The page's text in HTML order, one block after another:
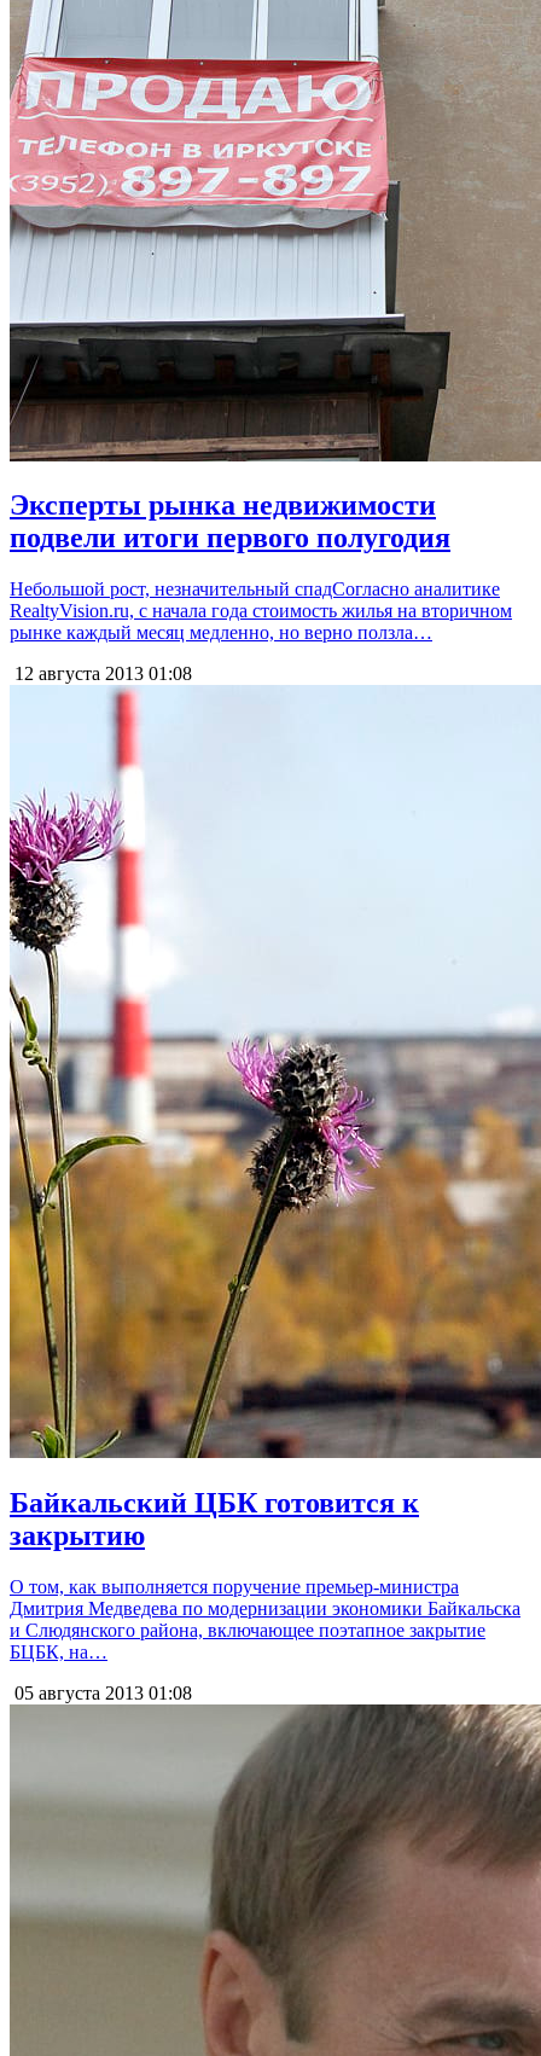
Эксперты рынка недвижимости
подвели итоги первого полугодия
Небольшой рост, незначительный спадСогласно аналитике
RealtyVision.ru, с начала года стоимость жилья на вторичном
рынке каждый месяц медленно, но верно ползла…
12 августа 2013 01:08
Байкальский ЦБК готовится к
закрытию
О том, как выполняется поручение премьер-министра
Дмитрия Медведева по модернизации экономики Байкальска
и Слюдянского района, включающее поэтапное закрытие
БЦБК, на…
05 августа 2013 01:08